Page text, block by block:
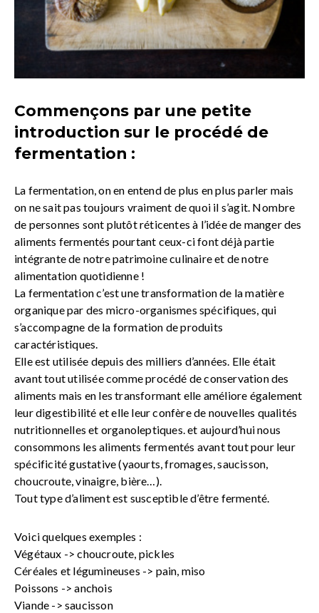
Commençons par une petite
introduction sur le procédé de
fermentation :
La fermentation, on en entend de plus en plus parler mais
on ne sait pas toujours vraiment de quoi il s’agit. Nombre
de personnes sont plutôt réticentes à l’idée de manger des
aliments fermentés pourtant ceux-ci font déjà partie
intégrante de notre patrimoine culinaire et de notre
alimentation quotidienne !
La fermentation c’est une transformation de la matière
organique par des micro-organismes spécifiques, qui
s’accompagne de la formation de produits
caractéristiques.
Elle est utilisée depuis des milliers d’années. Elle était
avant tout utilisée comme procédé de conservation des
aliments mais en les transformant elle améliore également
leur digestibilité et elle leur confère de nouvelles qualités
nutritionnelles et organoleptiques. et aujourd’hui nous
consommons les aliments fermentés avant tout pour leur
spécificité gustative (yaourts, fromages, saucisson,
choucroute, vinaigre, bière…).
Tout type d’aliment est susceptible d’être fermenté.
Voici quelques exemples :
Végétaux -> choucroute, pickles
Céréales et légumineuses -> pain, miso
Poissons -> anchois
Viande -> saucisson